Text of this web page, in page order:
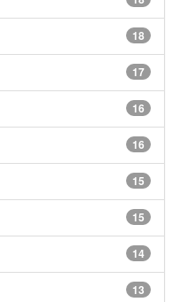
18
17
16
16
15
15
14
13